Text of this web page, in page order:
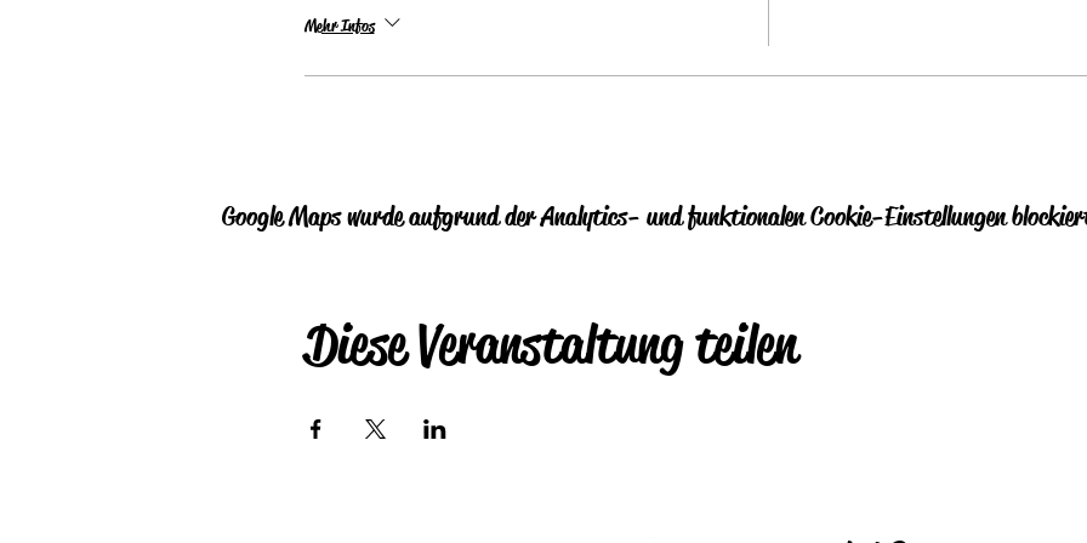
Mehr Infos
Google Maps wurde aufgrund der Analytics- und funktionalen Cookie-Einstellungen
Diese Veranstaltung teilen